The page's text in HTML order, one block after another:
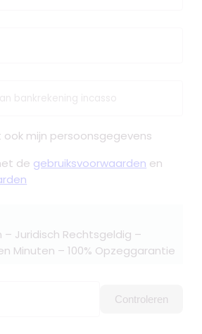
bankrekening incasso
ook mijn persoonsgegevens
de gebruiksvoorwaarden en
– Juridisch Rechtsgeldig –
Minuten – 100% Opzeggarantie
Controleren